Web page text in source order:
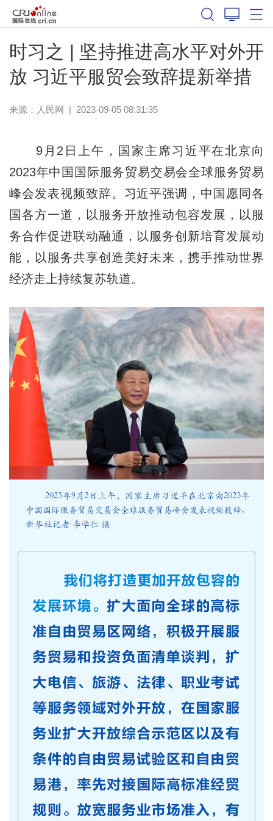
时习之 | 坚持推进高水平对外开
放 习近平服贸会致辞提新举措
来源： 人民网 | 2023-09-05 08:31:35
9月2日上午，国家主席习近平在北京向
2023年中国国际服务贸易交易会全球服务贸易
峰会发表视频致辞。习近平强调，中国愿同各
国各方一道，以服务开放推动包容发展，以服
务合作促进联动融通，以服务创新培育发展动
能，以服务共享创造美好未来，携手推动世界
经济走上持续复苏轨道。